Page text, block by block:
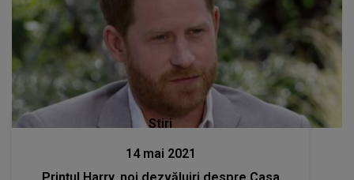
Stiri
14 mai 2021